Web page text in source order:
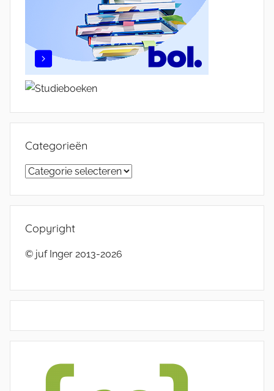
Categorieën
Categorieën
Copyright
© juf Inger 2013-2026